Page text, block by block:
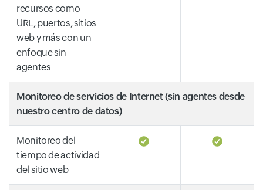
recursos como
URL, puertos, sitios
web y más con un
enfoque sin
agentes
Monitoreo de servicios de Internet (sin agentes desde
nuestro centro de datos)
Monitoreo del
tiempo de actividad
del sitio web